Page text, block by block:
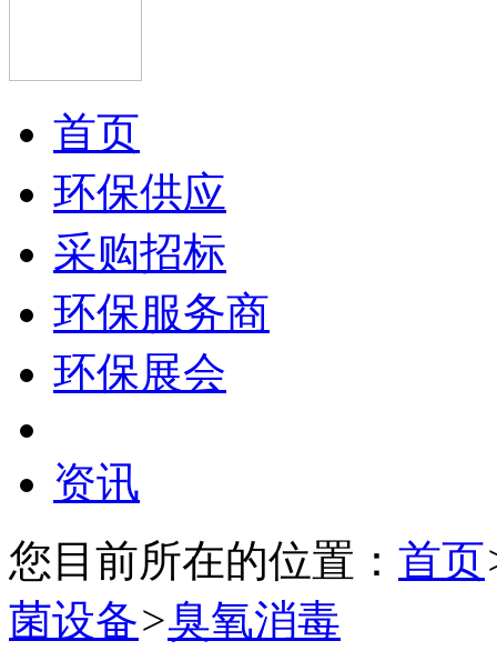
首页
环保供应
采购招标
环保服务商
环保展会
资讯
您目前所在的位置： 首页
菌设备>臭氧消毒